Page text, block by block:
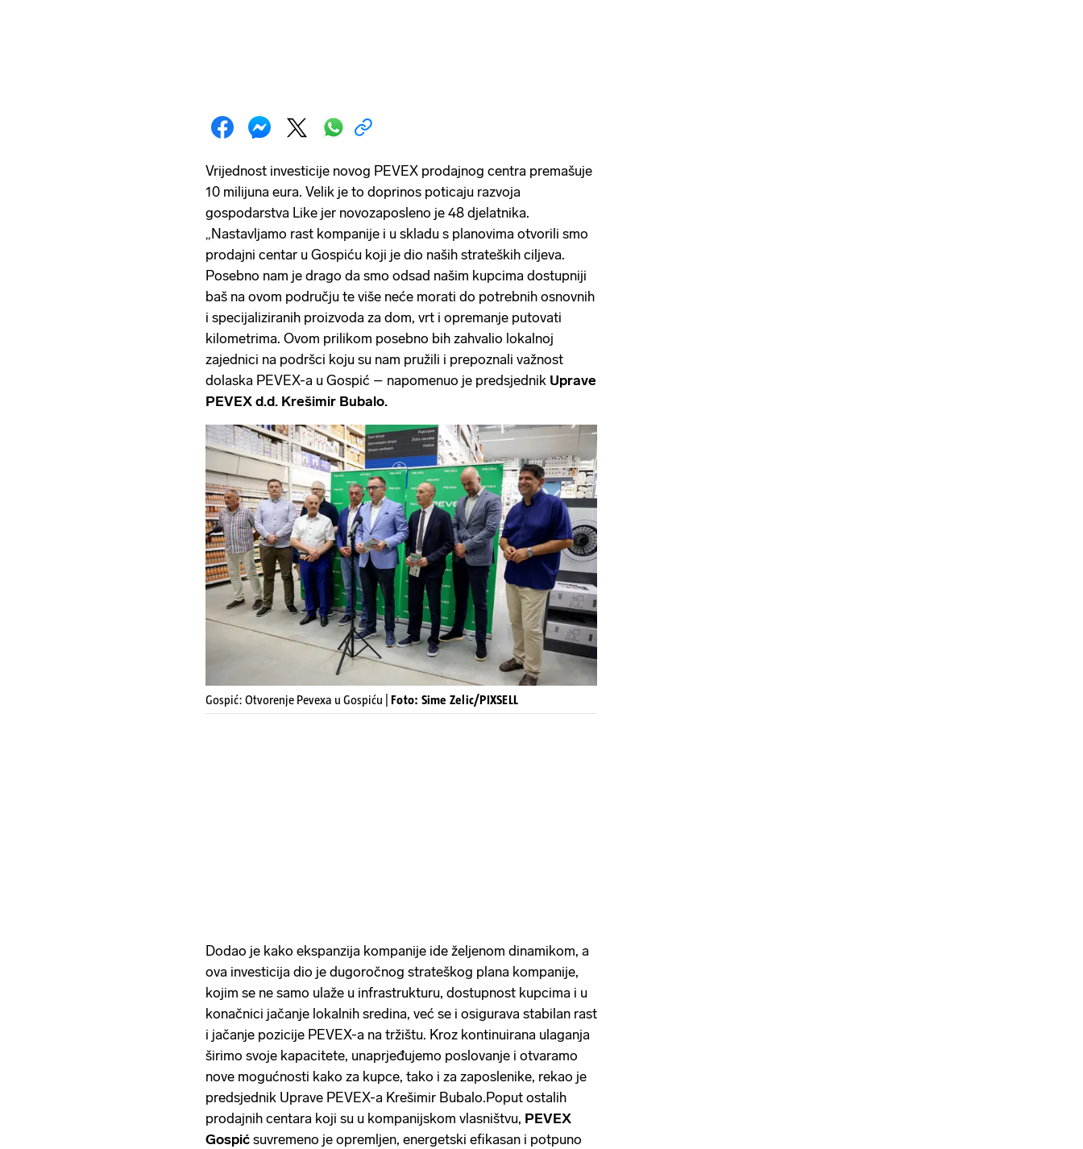
Vrijednost investicije novog PEVEX prodajnog centra premašuje
10 milijuna eura. Velik je to doprinos poticaju razvoja
gospodarstva Like jer novozaposleno je 48 djelatnika.
„Nastavljamo rast kompanije i u skladu s planovima otvorili smo
prodajni centar u Gospiću koji je dio naših strateških ciljeva.
Posebno nam je drago da smo odsad našim kupcima dostupniji
baš na ovom području te više neće morati do potrebnih osnovnih
i specijaliziranih proizvoda za dom, vrt i opremanje putovati
kilometrima. Ovom prilikom posebno bih zahvalio lokalnoj
zajednici na podršci koju su nam pružili i prepoznali važnost
dolaska PEVEX-a u Gospić – napomenuo je predsjednik Uprave
PEVEX d.d. Krešimir Bubalo.
Gospić: Otvorenje Pevexa u Gospiću | Foto: Sime Zelic/PIXSELL
Dodao je kako ekspanzija kompanije ide željenom dinamikom, a
ova investicija dio je dugoročnog strateškog plana kompanije,
kojim se ne samo ulaže u infrastrukturu, dostupnost kupcima i u
konačnici jačanje lokalnih sredina, već se i osigurava stabilan rast
i jačanje pozicije PEVEX-a na tržištu. Kroz kontinuirana ulaganja
širimo svoje kapacitete, unaprjeđujemo poslovanje i otvaramo
nove mogućnosti kako za kupce, tako i za zaposlenike, rekao je
predsjednik Uprave PEVEX-a Krešimir Bubalo.Poput ostalih
prodajnih centara koji su u kompanijskom vlasništvu, PEVEX
Gospić suvremeno je opremljen, energetski efikasan i potpuno